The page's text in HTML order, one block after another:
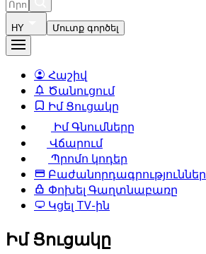
HY Մուտք գործել
Հաշիվ
Ծանուցում
Իմ Ցուցակը
Իմ Գնումները
Վճարում
Պրոմո կոդեր
Բաժանորդագրություններ
Փոխել Գաղտնաբառը
Կցել TV-ին
Իմ Ցուցակը